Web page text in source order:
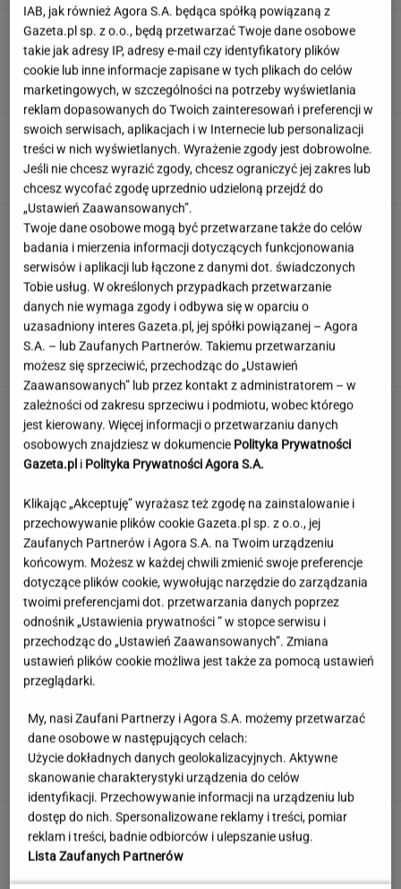
Huczne świętowanie, a potem
perturbacje. Polacy zapamiętają ten wyjazd na
długo
SUBSKRYPCJA
Śmierć Marii Zięby w "Na Wspólnej" to
ponury żart. Scenarzysta popłynął
ZUZANNA KWASEK
Sensacyjne odkrycie w Gdańsku. Pod "Misiem"
czekał historyczny skarb
Angelina Jolie pod presją. Brad Pitt domaga
się ujawnienia dokumentów
Sprawdzili biżuterię. Normy bezpieczeństwa
przekroczono setki razy
Jerzy Zięba w Kancelarii Prezydenta.
"Fantastyczne spotkanie"
IAB, jak również Agora S.A. będąca spółką powiązaną z
Gazeta.pl sp. z o.o., będą przetwarzać Twoje dane osobowe
takie jak adresy IP, adresy e-mail czy identyfikatory plików
cookie lub inne informacje zapisane w tych plikach do celów
marketingowych, w szczególności na potrzeby wyświetlania
reklam dopasowanych do Twoich zainteresowań i preferencji w
swoich serwisach, aplikacjach i w Internecie lub personalizacji
treści w nich wyświetlanych. Wyrażenie zgody jest dobrowolne.
Jeśli nie chcesz wyrazić zgody, chcesz ograniczyć jej zakres lub
chcesz wycofać zgodę uprzednio udzieloną przejdź do
„Ustawień Zaawansowanych”.
Twoje dane osobowe mogą być przetwarzane także do celów
badania i mierzenia informacji dotyczących funkcjonowania
serwisów i aplikacji lub łączone z danymi dot. świadczonych
Tobie usług. W określonych przypadkach przetwarzanie
danych nie wymaga zgody i odbywa się w oparciu o
uzasadniony interes Gazeta.pl, jej spółki powiązanej – Agora
S.A. – lub Zaufanych Partnerów. Takiemu przetwarzaniu
możesz się sprzeciwić, przechodząc do „Ustawień
Zaawansowanych” lub przez kontakt z administratorem – w
zależności od zakresu sprzeciwu i podmiotu, wobec którego
jest kierowany. Więcej informacji o przetwarzaniu danych
osobowych znajdziesz w dokumencie Polityka Prywatności
Gazeta.pl i Polityka Prywatności Agora S.A.
Klikając „Akceptuję” wyrażasz też zgodę na zainstalowanie i
przechowywanie plików cookie Gazeta.pl sp. z o.o., jej
Zaufanych Partnerów i Agora S.A. na Twoim urządzeniu
końcowym. Możesz w każdej chwili zmienić swoje preferencje
dotyczące plików cookie, wywołując narzędzie do zarządzania
twoimi preferencjami dot. przetwarzania danych poprzez
odnośnik „Ustawienia prywatności ” w stopce serwisu i
przechodząc do „Ustawień Zaawansowanych”. Zmiana
ustawień plików cookie możliwa jest także za pomocą ustawień
przeglądarki.
My, nasi Zaufani Partnerzy i Agora S.A. możemy przetwarzać
dane osobowe w następujących celach:
Użycie dokładnych danych geolokalizacyjnych. Aktywne
skanowanie charakterystyki urządzenia do celów
identyfikacji. Przechowywanie informacji na urządzeniu lub
dostęp do nich. Spersonalizowane reklamy i treści, pomiar
reklam i treści, badnie odbiorców i ulepszanie usług.
Lista Zaufanych Partnerów